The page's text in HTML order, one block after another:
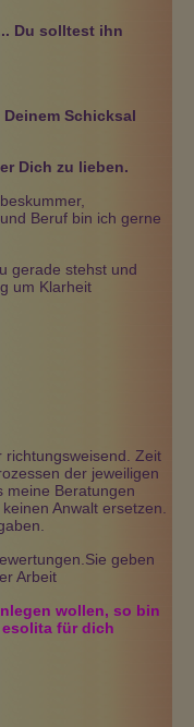
Du solltest ihn
Schicksal
Dich zu lieben.
Beruf bin ich gerne
gerade stehst und
um Klarheit
richtungsweisend. Zeit
der jeweiligen
meine Beratungen
Anwalt ersetzen.
geben
Arbeit
wollen, so bin
für dich